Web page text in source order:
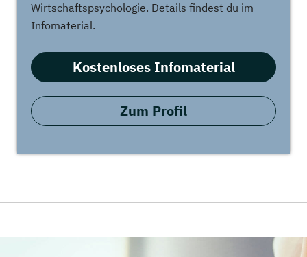
Wirtschaftspsychologie. Details findest du im
Infomaterial.
Kostenloses Infomaterial
Zum Profil